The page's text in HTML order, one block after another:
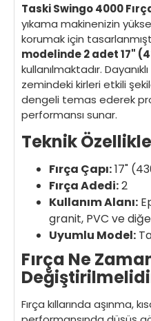
Taski Swingo 4000
yıkama makinenizin
korumak için
modelinde 2 adet 17"
kullanılmaktadır.
zemindeki kirleri etkili
dengeli temas ederek
performansı sunar.
Teknik
Fırça Çapı:17"
Fırça Adedi:2
Kullanım Alanı:
granit, PVC ve
Uyumlu Model:
Fırça Ne
Fırça kıllarında aşınma,